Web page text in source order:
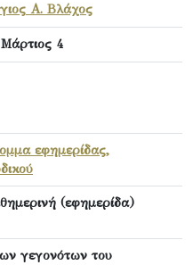
Α. Βλάχος
4
εφημερίδας,
(εφημερίδα)
γεγονότων του